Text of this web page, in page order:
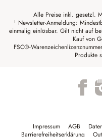
Alle Preise inkl. gesetzl.
¹ Newsletter-Anmeldung:
einmalig einlösbar. Gilt nicht auf
Kauf von
FSC®-
Produkte
Impressum AGB
Barrierefreiheitserklärung